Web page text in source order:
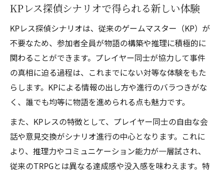
KPレス探偵シナリオで得られる新しい体験
KPレス探偵シナリオは、従来のゲームマスター（KP）が
不要なため、参加者全員が物語の構築や推理に積極的に
関わることができます。プレイヤー同士が協力して事件
の真相に迫る過程は、これまでにない対等な体験をもた
らします。KPによる情報の出し方や進行のバラつきがな
く、誰でも均等に物語を進められる点も魅力です。
また、KPレスの特徴として、プレイヤー同士の自由な会
話や意見交換がシナリオ進行の中心となります。これに
より、推理力やコミュニケーション能力が一層試され、
従来のTRPGとは異なる達成感や没入感を味わえます。特